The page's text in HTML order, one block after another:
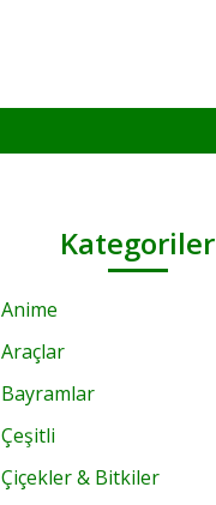
Kategoriler
Anime
Araçlar
Bayramlar
Çeşitli
Çiçekler & Bitkiler